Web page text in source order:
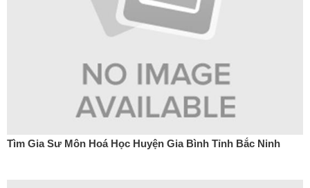
Tìm Gia Sư Môn Hoá Học Huyện Gia Bình Tỉnh Bắc Ninh